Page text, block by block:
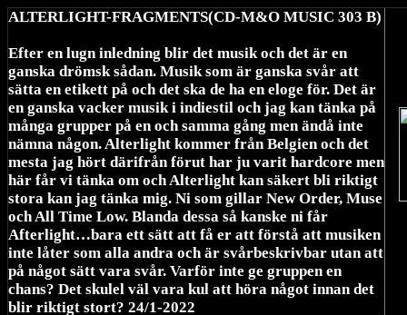
ALTERLIGHT-FRAGMENTS(CD-M&O MUSIC 303 B)
Efter en lugn inledning blir det musik och det är en
ganska drömsk sådan. Musik som är ganska svår att
sätta en etikett på och det ska de ha en eloge för. Det är
en ganska vacker musik i indiestil och jag kan tänka på
många grupper på en och samma gång men ändå inte
nämna någon. Alterlight kommer från Belgien och det
mesta jag hört därifrån förut har ju varit hardcore men
här får vi tänka om och Alterlight kan säkert bli riktigt
stora kan jag tänka mig. Ni som gillar New Order, Muse
och All Time Low. Blanda dessa så kanske ni får
Afterlight…bara ett sätt att få er att förstå att musiken
inte låter som alla andra och är svårbeskrivbar utan att
på något sätt vara svår. Varför inte ge gruppen en
chans? Det skulel väl vara kul att höra något innan det
blir riktigt stort? 24/1-2022